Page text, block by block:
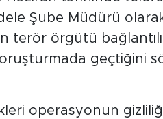
Şube Müdürü
terör örgütü
geçtiğini
operasyonun